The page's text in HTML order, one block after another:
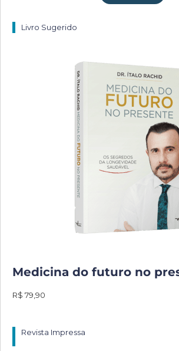
Livro Sugerido
Medicina do futuro no
R$ 79,90
Revista Impressa